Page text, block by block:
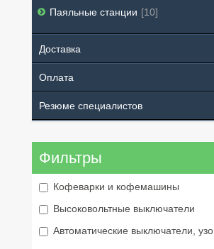
Паяльные станции 10
Доставка
Оплата
Резюме специалистов
Фильтры
Кофеварки и кофемашины
Высоковольтные выключатели
Автоматические выключатели, узо